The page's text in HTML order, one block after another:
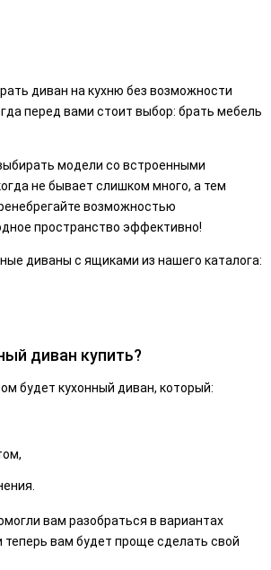
диван на кухню без возможности
перед вами стоит выбор: брать мебель
модели со встроенными
не бывает слишком много, а тем
возможностью
пространство эффективно!
диваны с ящиками из нашего каталога:
диван купить?
будет кухонный диван, который:
вам разобраться в вариантах
теперь вам будет проще сделать свой